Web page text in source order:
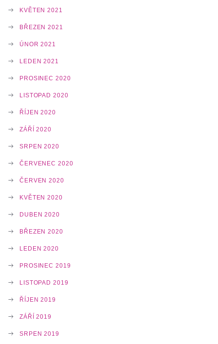
KVĚTEN 2021
BŘEZEN 2021
ÚNOR 2021
LEDEN 2021
PROSINEC 2020
LISTOPAD 2020
ŘÍJEN 2020
ZÁŘÍ 2020
SRPEN 2020
ČERVENEC 2020
ČERVEN 2020
KVĚTEN 2020
DUBEN 2020
BŘEZEN 2020
LEDEN 2020
PROSINEC 2019
LISTOPAD 2019
ŘÍJEN 2019
ZÁŘÍ 2019
SRPEN 2019